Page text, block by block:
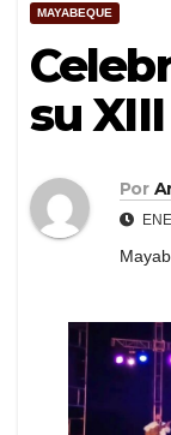
MAYABEQUE
su
Por